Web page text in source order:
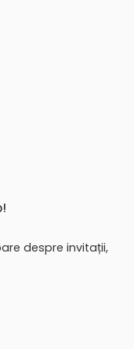
despre invitații,